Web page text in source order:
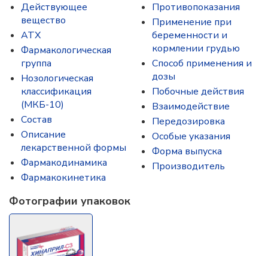
Действующее
вещество
ATX
Фармакологическая
группа
Нозологическая
классификация
(МКБ-10)
Состав
Описание
лекарственной формы
Фармакодинамика
Фармакокинетика
Противопоказания
Применение при
беременности и
кормлении грудью
Способ применения и
дозы
Побочные действия
Взаимодействие
Передозировка
Особые указания
Форма выпуска
Производитель
Фотографии упаковок